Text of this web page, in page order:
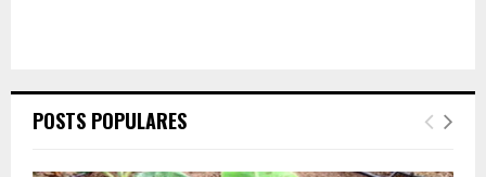
POSTS POPULARES